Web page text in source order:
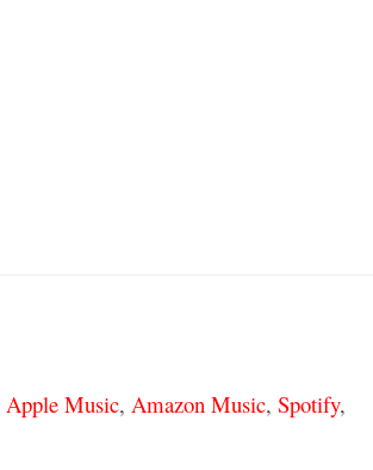
Apple Music, Amazon Music, Spotify,